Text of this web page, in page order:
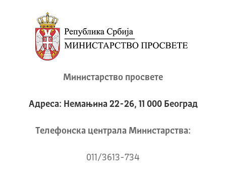
Министарство просвете
Адреса: Немањина 22-26, 11 000 Београд
Телeфонска централа Mинистарства:
011/3613-734